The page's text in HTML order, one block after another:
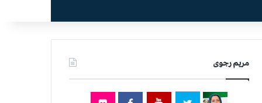
مریم رجوی